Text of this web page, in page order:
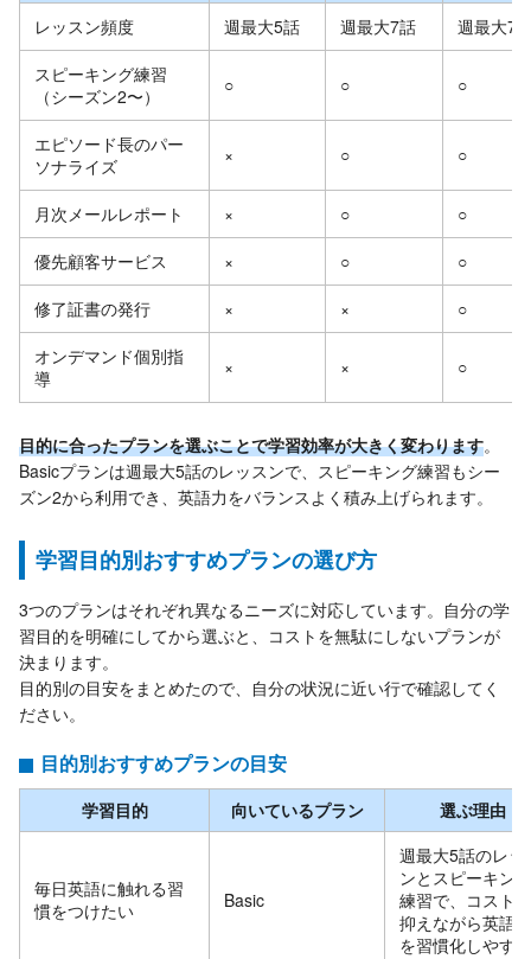
レッスン頻度
週最大5話 週最大7話
週最大7
スピーキング練習
（シーズン2〜）
○ ○ ○
エピソード長のパー
ソナライズ
× ○ ○
月次メールレポート × ○
○
優先顧客サービス
× ○
○
修了証書の発行
× ×
○
オンデマンド個別指
導
× × ○
目的に合ったプランを選ぶことで学習効率が大きく変わります。
Basicプランは週最大5話のレッスンで、スピーキング練習もシー
ズン2から利用でき、英語力をバランスよく積み上げられます。
学習目的別おすすめプランの選び方
3つのプランはそれぞれ異なるニーズに対応しています。自分の学
習目的を明確にしてから選ぶと、コストを無駄にしないプランが
決まります。
目的別の目安をまとめたので、自分の状況に近い行で確認してく
ださい。
目的別おすすめプランの目安
学習目的 向いているプラン 選ぶ理由
毎日英語に触れる習
慣をつけたい
Basic
週最大5話のレッ
ンとスピーキング
練習で、コストを
抑えながら英語力
を習慣化しやすい